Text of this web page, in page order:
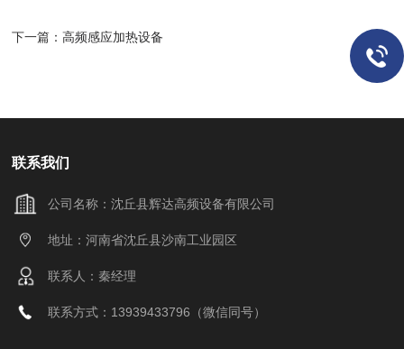
下一篇：高频感应加热设备
联系我们
公司名称：沈丘县辉达高频设备有限公司
地址：河南省沈丘县沙南工业园区
联系人：秦经理
联系方式：13939433796（微信同号）